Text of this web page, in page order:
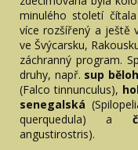
minulého století
více rozšířený a ještě
ve Švýcarsku,
záchranný program.
druhy, např. sup
(Falco tinnunculus),
senegalská
querquedula) a
angustirostris).